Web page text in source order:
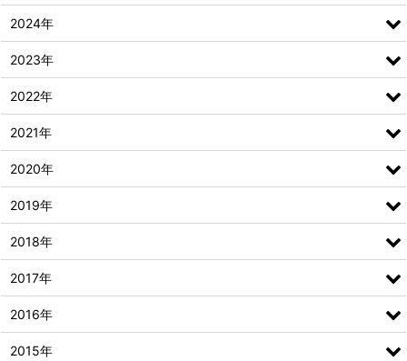
2024年
2023年
2022年
2021年
2020年
2019年
2018年
2017年
2016年
2015年